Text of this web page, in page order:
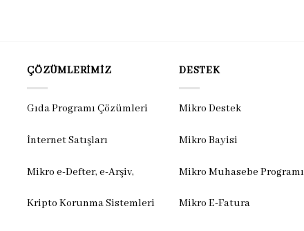
ÇÖZÜMLERIMIZ
Gıda Programı Çözümleri
İnternet Satışları
Mikro e-Defter, e-Arşiv,
Kripto Korunma Sistemleri
DESTEK
Mikro Destek
Mikro Bayisi
Mikro Muhasebe Programı
Mikro E-Fatura